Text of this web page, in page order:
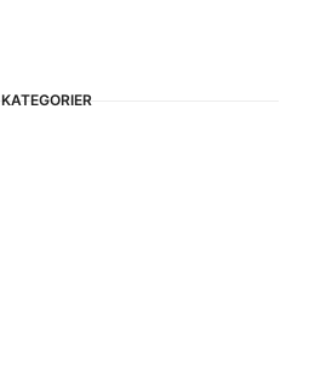
KATEGORIER